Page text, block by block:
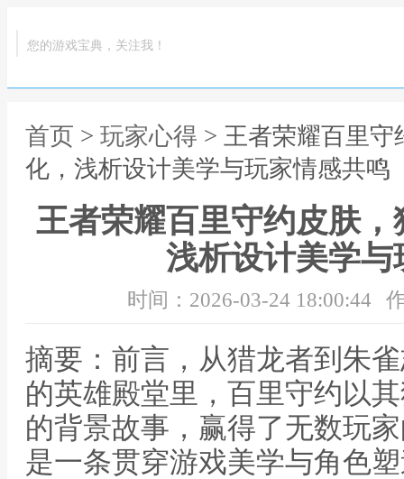
您的游戏宝典，关注我！
首页 > 玩家心得 > 王者荣耀百里
化，浅析设计美学与玩家情感共鸣
王者荣耀百里守约皮肤
浅析设计美学
时间：2026-03-24 18:00:44
摘要：前言，从猎龙者到朱
的英雄殿堂里，百里守约以
的背景故事，赢得了无数玩
是一条贯穿游戏美学与角色